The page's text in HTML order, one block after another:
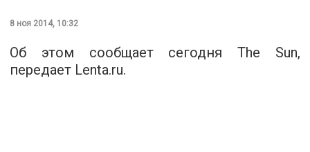
8 ноя 2014, 10:32
Об этом сообщает сегодня The Sun,
передает Lenta.ru.